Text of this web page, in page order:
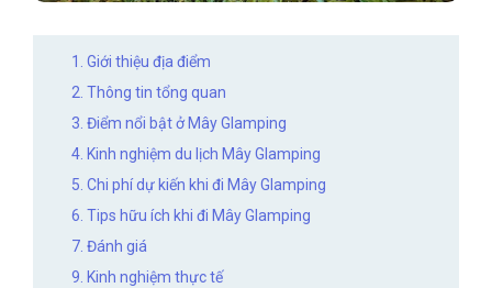
1. Giới thiệu địa điểm
2. Thông tin tổng quan
3. Điểm nổi bật ở Mây Glamping
4. Kinh nghiệm du lịch Mây Glamping
5. Chi phí dự kiến khi đi Mây Glamping
6. Tips hữu ích khi đi Mây Glamping
7. Đánh giá
9. Kinh nghiệm thực tế